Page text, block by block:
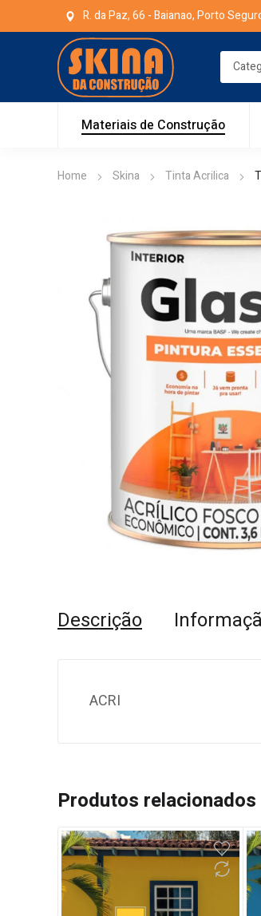
R. da Paz, 66 - Baianao, Porto
Materiais de Construção
Home Skina Tinta Acrilica
Descrição
ACRI
Produtos relacionados